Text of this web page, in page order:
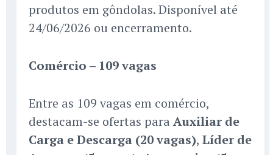
produtos em gôndolas. Disponível até
24/06/2026 ou encerramento.
Comércio – 109 vagas
Entre as 109 vagas em comércio,
destacam-se ofertas para Auxiliar de
Carga e Descarga (20 vagas), Líder de